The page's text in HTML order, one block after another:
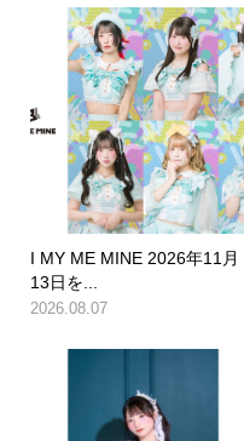
I MY ME MINE 2026年11月
13日を...
2026.08.07